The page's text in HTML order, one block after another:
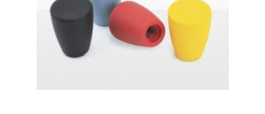
MULTIMATERIAL